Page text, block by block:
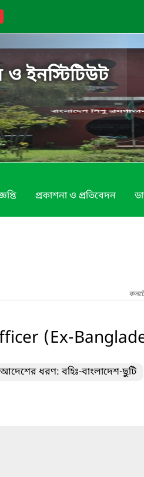
ও ইনস্টিটিউট
প্রকাশনা ও প্রতিবেদন
(Ex-
আদেশের ধরণ: বহিঃ-বাংলাদেশ-ছুটি